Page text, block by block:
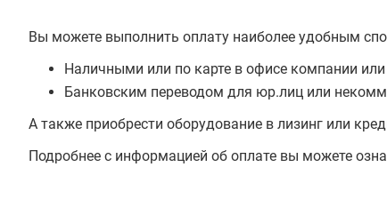
Вы можете выполнить оплату наиболее удобным
Наличными или по карте в офисе компании или
Банковским переводом для юр.лиц или
А также приобрести оборудование в лизинг или
Подробнее с информацией об оплате вы можете